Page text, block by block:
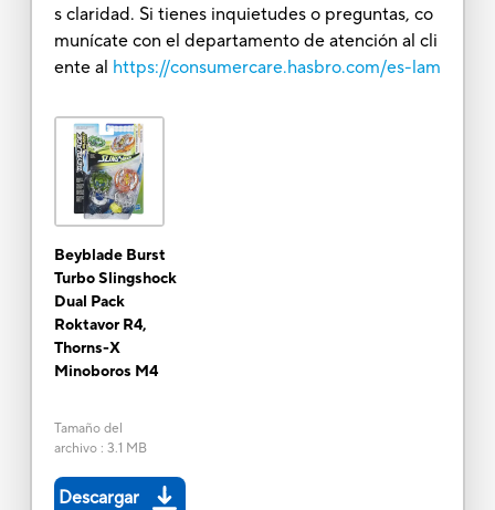
s claridad. Si tienes inquietudes o preguntas, co
munícate con el departamento de atención al cli
ente al https://consumercare.hasbro.com/es-lam
Beyblade Burst
Turbo Slingshock
Dual Pack
Roktavor R4,
Thorns-X
Minoboros M4
Tamaño del
archivo: 3.1 MB
Descargar